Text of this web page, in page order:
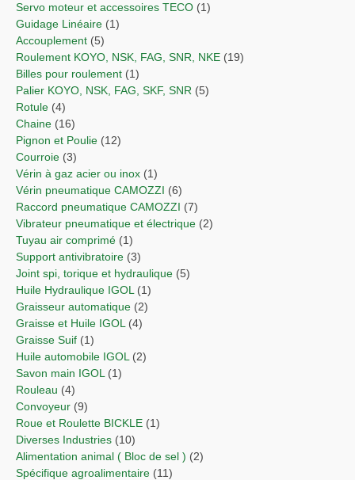
Servo moteur et accessoires TECO (1)
Guidage Linéaire (1)
Accouplement (5)
Roulement KOYO, NSK, FAG, SNR, NKE (19)
Billes pour roulement (1)
Palier KOYO, NSK, FAG, SKF, SNR (5)
Rotule (4)
Chaine (16)
Pignon et Poulie (12)
Courroie (3)
Vérin à gaz acier ou inox (1)
Vérin pneumatique CAMOZZI (6)
Raccord pneumatique CAMOZZI (7)
Vibrateur pneumatique et électrique (2)
Tuyau air comprimé (1)
Support antivibratoire (3)
Joint spi, torique et hydraulique (5)
Huile Hydraulique IGOL (1)
Graisseur automatique (2)
Graisse et Huile IGOL (4)
Graisse Suif (1)
Huile automobile IGOL (2)
Savon main IGOL (1)
Rouleau (4)
Convoyeur (9)
Roue et Roulette BICKLE (1)
Diverses Industries (10)
Alimentation animal ( Bloc de sel ) (2)
Spécifique agroalimentaire (11)